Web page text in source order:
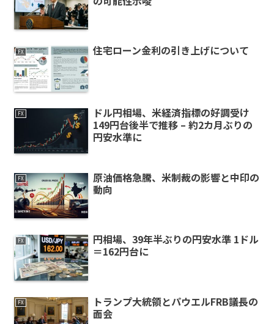
FX 住宅ローン金利の引き上げについて
FX
ドル円相場、米経済指標の好調受け
149円台後半で推移 – 約2カ月ぶりの
円安水準に
FX
原油価格急騰、米制裁の影響と中印の
動向
FX
円相場、39年半ぶりの円安水準 1ドル
＝162円台に
FX
トランプ大統領とパウエルFRB議長の
面会